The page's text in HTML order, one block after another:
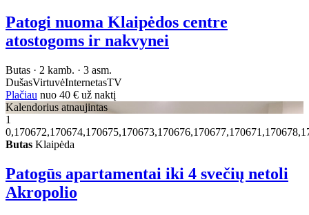
Patogi nuoma Klaipėdos centre
atostogoms ir nakvynei
Butas · 2 kamb. · 3 asm.
DušasVirtuvėInternetasTV
Plačiau nuo 40 € už naktį
Kalendorius atnaujintas
1
Butas Klaipėda
Patogūs apartamentai iki 4 svečių netoli
Akropolio